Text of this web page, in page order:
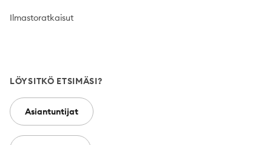
Ilmastoratkaisut
LÖYSITKÖ ETSIMÄSI?
Asiantuntijat